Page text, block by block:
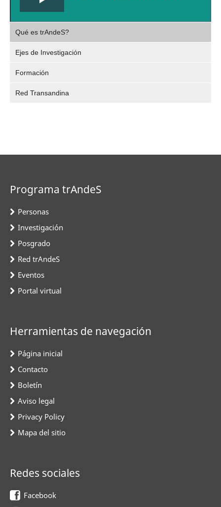
Play
Video
Qué es trAndeS?
Ejes de Investigación
Formación
Red Transandina
Programa trAndeS
Personas
Investigación
Posgrado
Red trAndeS
Eventos
Portal virtual
Herramientas de navegación
Página inicial
Contacto
Boletín
Aviso legal
Privacy Policy
Mapa del sitio
Redes sociales
Facebook